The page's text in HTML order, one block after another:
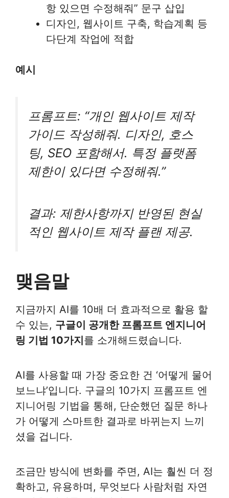
항 있으면 수정해줘” 문구 삽입
디자인, 웹사이트 구축, 학습계획 등
다단계 작업에 적합
예시
프롬프트: “개인 웹사이트 제작
가이드 작성해줘. 디자인, 호스
팅, SEO 포함해서. 특정 플랫폼
제한이 있다면 수정해줘.”
결과: 제한사항까지 반영된 현실
적인 웹사이트 제작 플랜 제공.
맺음말
지금까지 AI를 10배 더 효과적으로 활용 할
수 있는, 구글이 공개한 프롬프트 엔지니어
링 기법 10가지를 소개해드렸습니다.
AI를 사용할 때 가장 중요한 건 ‘어떻게 물어
보느냐’입니다. 구글의 10가지 프롬프트 엔
지니어링 기법을 통해, 단순했던 질문 하나
가 어떻게 스마트한 결과로 바뀌는지 느끼
셨을 겁니다.
조금만 방식에 변화를 주면, AI는 훨씬 더 정
확하고, 유용하며, 무엇보다 사람처럼 자연